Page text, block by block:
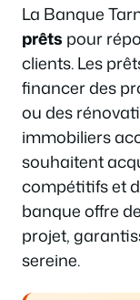
La Banque
prêts pour
clients. Les
financer des
ou des
immobiliers
souhaitent
compétitifs et
banque offre
projet,
sereine.